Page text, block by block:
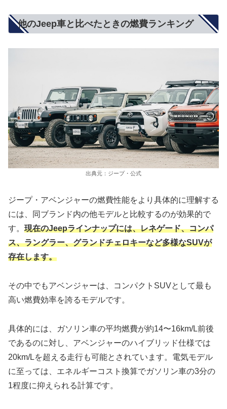
他のJeep車と比べたときの燃費ランキング
出典元：ジープ・公式
ジープ・アベンジャーの燃費性能をより具体的に理解する
には、同ブランド内の他モデルと比較するのが効果的で
す。 現在のJeepラインナップには、レネゲード、コンパ
ス、ラングラー、グランドチェロキーなど多様なSUVが
存在します。
その中でもアベンジャーは、コンパクトSUVとして最も
高い燃費効率を誇るモデルです。
具体的には、ガソリン車の平均燃費が約14〜16km/L前後
であるのに対し、アベンジャーのハイブリッド仕様では
20km/Lを超える走行も可能とされています。電気モデル
に至っては、エネルギーコスト換算でガソリン車の3分の
1程度に抑えられる計算です。